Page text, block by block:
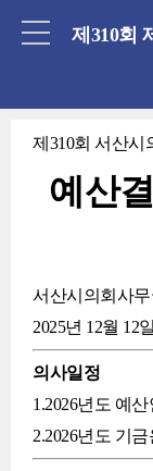
제310회 서산시
예산
서산시의회사
2025년 12월 12
의사일정
1.2026년도 예산
2.2026년도 기